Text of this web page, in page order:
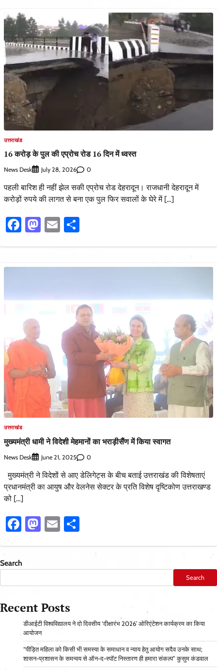
उत्तराखंड
16 करोड़ के पुल की एप्रोच रोड 16 दिन में ध्वस्त
News Desk July 28, 2026 0
पहली बारिश ही नहीं झेल सकी एप्रोच रोड देहरादून। राजधानी देहरादून में
करोड़ों रुपये की लागत से बना एक पुल फिर सवालों के घेरे में […]
Facebook
Mastodon
Email
उत्तराखंड
मुख्यमंत्री धामी ने विदेशी मेहमानों का भराड़ीसैंण में किया स्वागत
News Desk June 21, 2025 0
मुख्यमंत्री ने विदेशों से आए डेलिगेट्स के बीच बताई उत्तराखंड की विशेषताएं
प्रधानमंत्री का आयुष और वेलनेस सेक्टर के प्रति विशेष दृष्टिकोण उत्तराखण्ड
को […]
Facebook
Mastodon
Email
Search
Search
Recent Posts
डीआईटी विश्वविद्यालय ने दो दिवसीय ‘दीक्षारंभ 2026’ ओरिएंटेशन कार्यक्रम का किया
आयोजन
“पीड़ित महिला को किसी भी समस्या के समाधान व न्याय हेतु आयोग सदैव उनके साथ;
शासन-प्रशासन के समन्वय से ऑन-द-स्पॉट निस्तारण ही हमारा संकल्प” कुसुम कंडवाल